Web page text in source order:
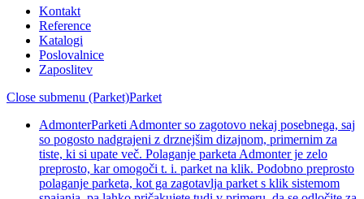
Kontakt
Reference
Katalogi
Poslovalnice
Zaposlitev
Close submenu (Parket)Parket
AdmonterParketi Admonter so zagotovo nekaj posebnega, saj
so pogosto nadgrajeni z drznejšim dizajnom, primernim za
tiste, ki si upate več. Polaganje parketa Admonter je zelo
preprosto, kar omogoči t. i. parket na klik. Podobno preprosto
polaganje parketa, kot ga zagotavlja parket s klik sistemom